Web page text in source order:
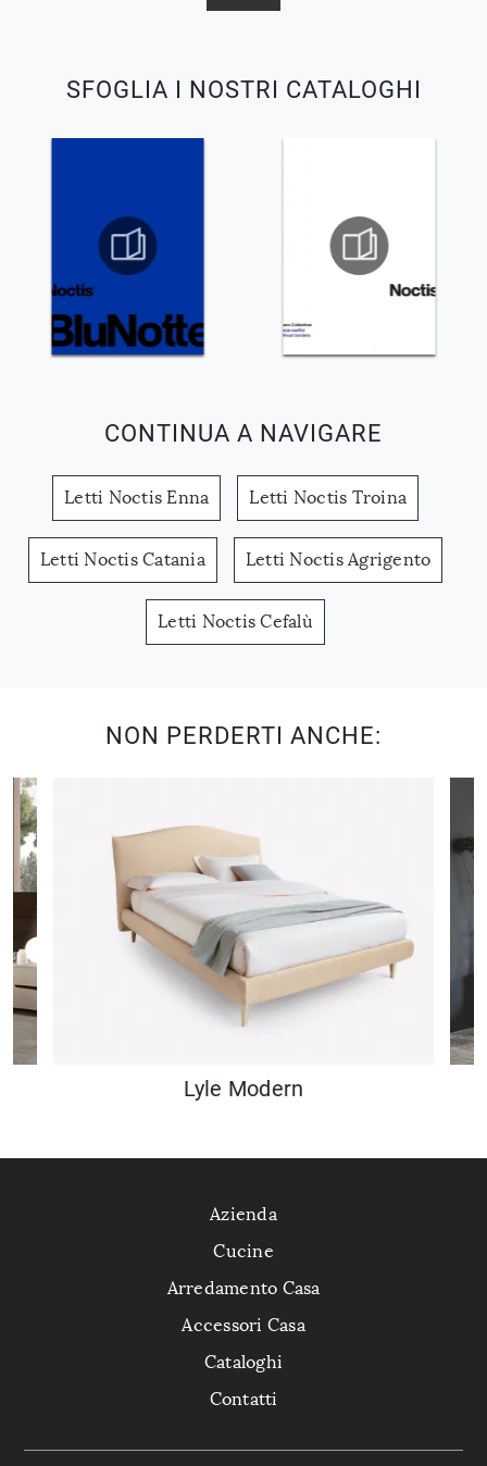
SFOGLIA I NOSTRI CATALOGHI
CONTINUA A NAVIGARE
Letti Noctis Enna Letti Noctis Troina
Letti Noctis Catania Letti Noctis Agrigento
Letti Noctis Cefalù
NON PERDERTI ANCHE:
Lyle Modern
Azienda
Cucine
Arredamento Casa
Accessori Casa
Cataloghi
Contatti